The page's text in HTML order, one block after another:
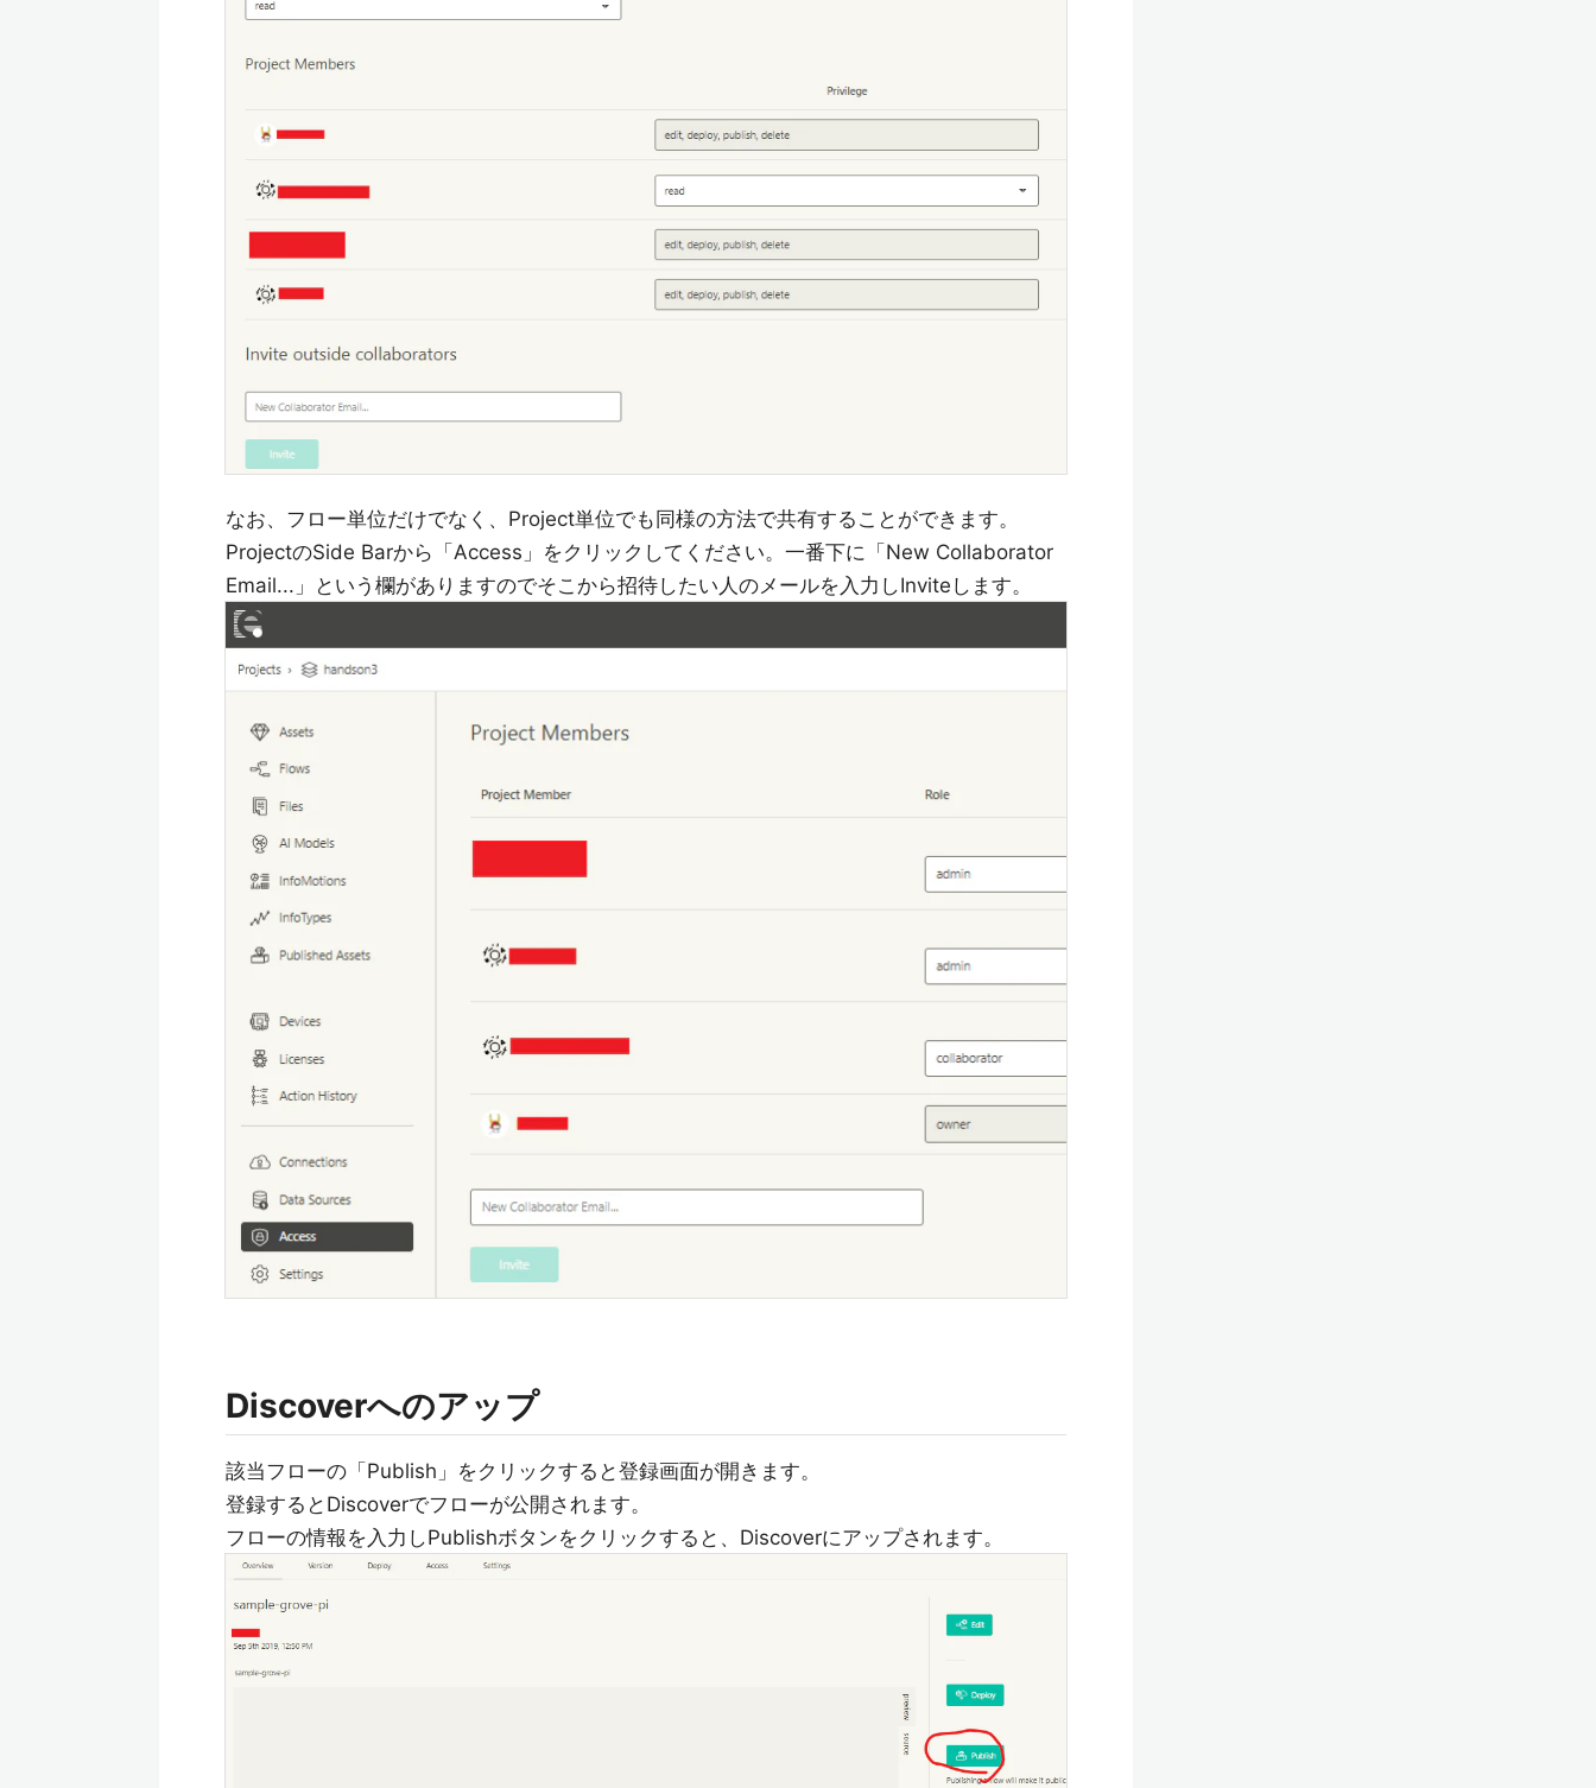
なお、フロー単位だけでなく、Project単位でも同様の方法で共有することができます。
ProjectのSide Barから「Access」をクリックしてください。一番下に「New Collaborator
Email...」という欄がありますのでそこから招待したい人のメールを入力しInviteします。
Discoverへのアップ
該当フローの「Publish」をクリックすると登録画面が開きます。
登録するとDiscoverでフローが公開されます。
フローの情報を入力しPublishボタンをクリックすると、Discoverにアップされます。